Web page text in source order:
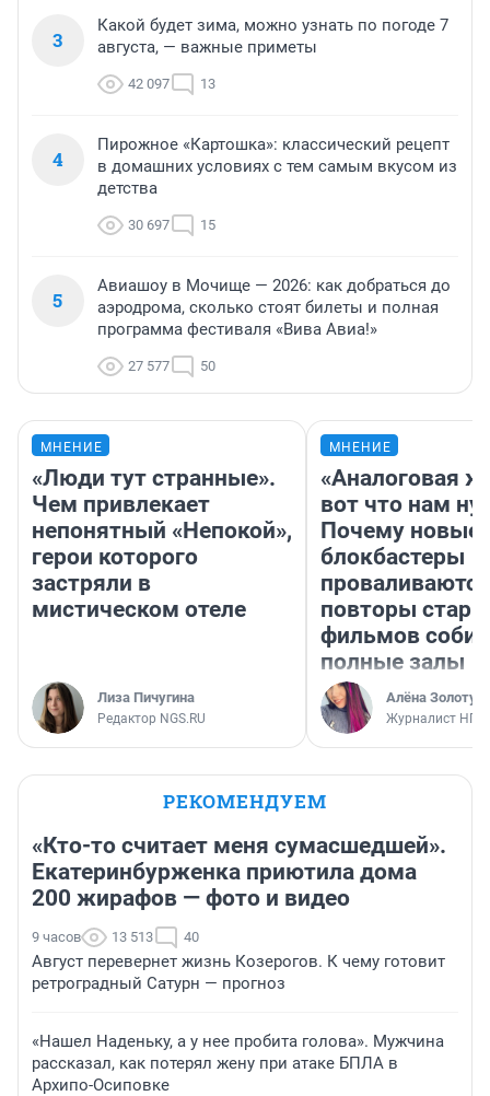
3
Какой будет зима, можно узнать по погоде 7
августа, — важные приметы
42 097 13
4
Пирожное «Картошка»: классический рецепт
в домашних условиях с тем самым вкусом из
детства
30 697 15
5
Авиашоу в Мочище — 2026: как добраться до
аэродрома, сколько стоят билеты и полная
программа фестиваля «Вива Авиа!»
27 577 50
МНЕНИЕ
«Люди тут странные».
Чем привлекает
непонятный «Непокой»,
герои которого
застряли в
мистическом отеле
Лиза Пичугина
Редактор NGS.RU
МНЕНИЕ
«Аналоговая
вот что нам
Почему новые
блокбастеры
повторы
фильмов
полные залы
Алёна
Журналист НГС
РЕКОМЕНДУЕМ
«Кто-то считает меня сумасшедшей».
Екатеринбурженка приютила дома
200 жирафов — фото и видео
9 часов 13 513 40
Август перевернет жизнь Козерогов. К чему готовит
ретроградный Сатурн — прогноз
«Нашел Наденьку, а у нее пробита голова». Мужчина
рассказал, как потерял жену при атаке БПЛА в
Архипо-Осиповке